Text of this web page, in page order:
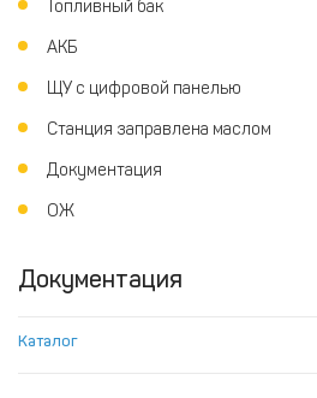
Топливный бак
АКБ
ЩУ с цифровой панелью
Станция заправлена маслом
Документация
ОЖ
Документация
Каталог